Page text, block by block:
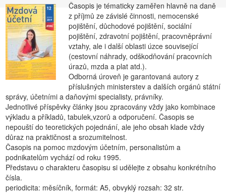
Časopis je tématicky zaměřen hlavně na daně
z příjmů ze závislé činnosti, nemocenské
pojištění, důchodové pojištění, sociální
pojištění, zdravotní pojištění, pracovněprávní
vztahy, ale i další oblasti úzce související
(cestovní náhrady, odškodňování pracovních
úrazů, mzda a plat atd.).
Odborná úroveň je garantovaná autory z
příslušných ministerstev a dalších orgánů státní
správy, účetními a daňovými specialisty, právníky.
Jednotlivé příspěvky články jsou zpracovány vždy jako kombinace
výkladu a příkladů, tabulek,vzorů a odporučení. Časopis se
nepouští do teoretických pojednání, ale jeho obsah klade vždy
důraz na praktičnost a srozumitelnost.
Časopis na pomoc mzdovým účetním, personalistům a
podnikatelům vychází od roku 1995.
Představu o charakteru časopisu si udělejte z obsahu konkrétního
čísla.
periodicita: měsíčník, formát: A5, obvyklý rozsah: 32 str.